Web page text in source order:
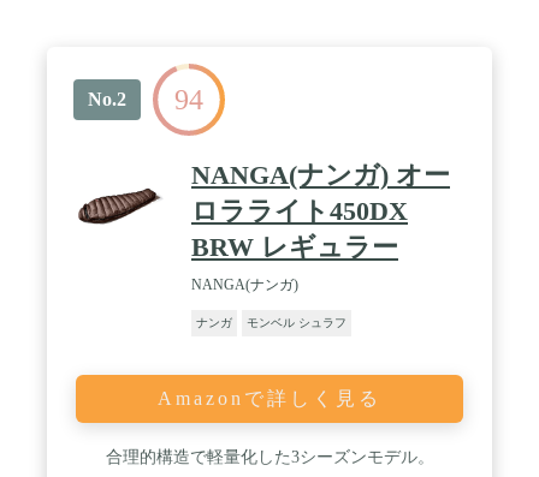
No.2 94
NANGA(ナンガ) オー
ロラライト450DX
BRW レギュラー
NANGA(ナンガ)
ナンガ モンベル シュラフ
Amazonで詳しく見る
合理的構造で軽量化した3シーズンモデル。